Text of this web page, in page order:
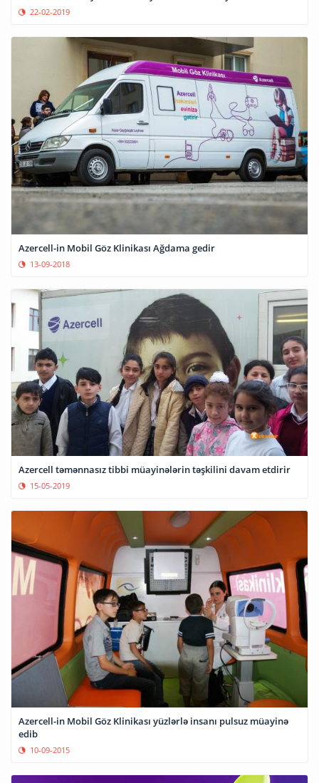
22-02-2019
Azercell-in Mobil Göz Klinikası Ağdama gedir
13-09-2018
Azercell təmənnasız tibbi müayinələrin təşkilini davam etdirir
15-05-2019
Azercell-in Mobil Göz Klinikası yüzlərlə insanı pulsuz müayinə
edib
10-09-2015